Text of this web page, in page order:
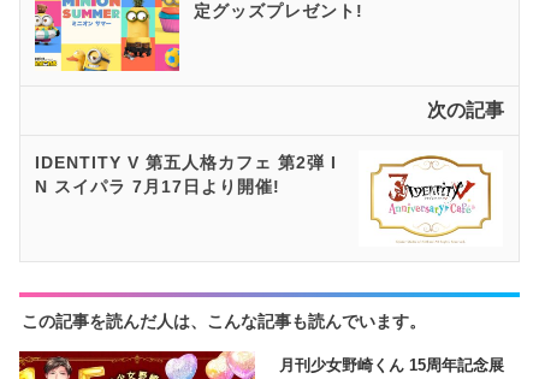
定グッズプレゼント!
次の記事
IDENTITY V 第五人格カフェ 第2弾 I
N スイパラ 7月17日より開催!
この記事を読んだ人は、こんな記事も読んでいます。
月刊少女野崎くん 15周年記念展